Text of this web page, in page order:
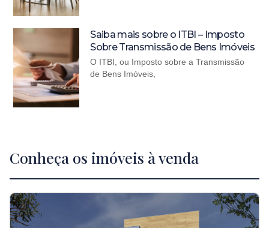
Saiba mais sobre o ITBI – Imposto
Sobre Transmissão de Bens Imóveis
O ITBI, ou Imposto sobre a Transmissão
de Bens Imóveis,
Conheça os imóveis à venda